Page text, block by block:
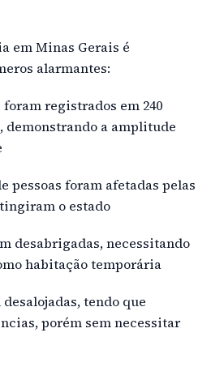
em Minas Gerais é
alarmantes:
foram registrados em 240
a amplitude
pessoas foram afetadas pelas
o estado
desabrigadas, necessitando
habitação temporária
tendo que
porém sem necessitar